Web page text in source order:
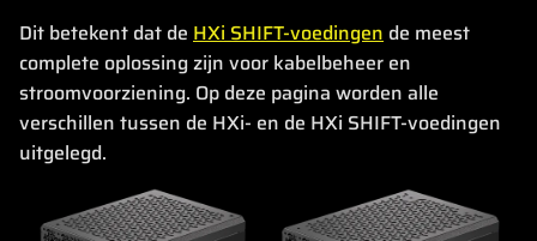
Dit betekent dat de HXi SHIFT-voedingen de meest
complete oplossing zijn voor kabelbeheer en
stroomvoorziening. Op deze pagina worden alle
verschillen tussen de HXi- en de HXi SHIFT-voedingen
uitgelegd.